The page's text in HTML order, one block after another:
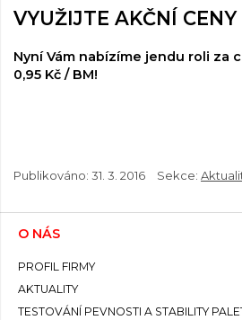
VYUŽIJTE AKČNÍ CENY
Nyní Vám nabízíme jendu roli za
0,95 Kč / BM!
Publikováno: 31. 3. 2016 Sekce:
O NÁS
PROFIL FIRMY
AKTUALITY
TESTOVÁNÍ PEVNOSTI A STABILITY